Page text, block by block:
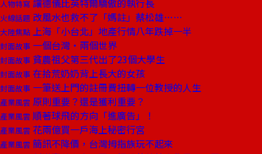
人物特寫 讓德儀比英特爾驕傲的執行長
火線話題 改風水也救不了「媽註」蔡松雄……
大陸焦點 上海「小台北」地產行情八年跌掉一半
封面故事 一個台灣‧兩個世界
封面故事 貧農祖父第三代出了23個大學生
封面故事 在拾荒奶奶背上長大的女孩
封面故事 一筆送上門的註冊費扭轉一位教授的人生
產業風雲 原則重要？還是獲利重要？
產業風雲 順著球飛的方向「進廣告」！
產業風雲 花兩億買一戶海上秘密行宮
產業風雲 簡訊不降價，台灣拇指族玩不起來